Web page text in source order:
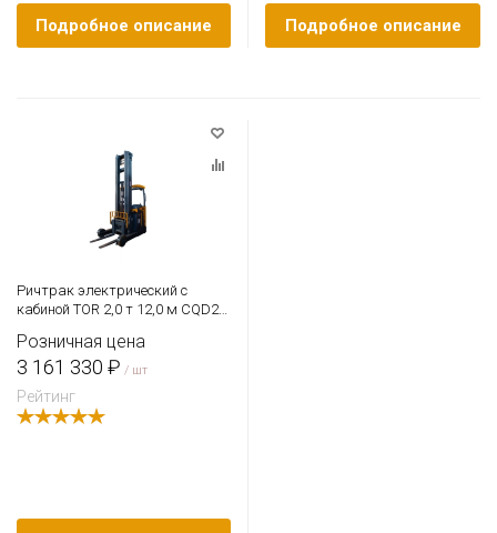
Подробное описание Подробное описание
Ричтрак электрический с
кабиной TOR 2,0 т 12,0 м CQD20-
подъемом
Розничная цена
3 161 330 ₽ / шт
Рейтинг